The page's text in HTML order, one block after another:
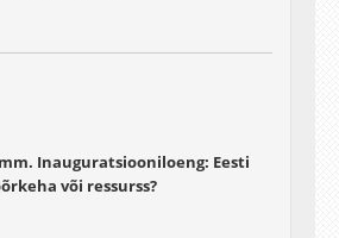
Inauguratsiooniloeng: Eesti
või ressurss?